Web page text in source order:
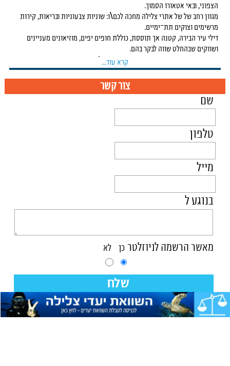
הצפוני, ובאי אטאורו הסמוך.
מגוון רחב של של אתרי צלילה מחכה לכם\ו: שוניות צבעוניות ובריאות, קירות
מרשימים וצוקים תת־ימיים.
דילי עיר הבירה, קטנה אך תוססת, כוללת חופים יפים, מוזיאונים מעניינים
ושווקים שבהחלט שווה לבקר בהם.
האי אטאורו הוא קטן ואותנטי ובו אפשרויות לינה מגוונות, מגסטהאוסים
לריזורטים מפנקים.
נגיע מישראל למזרח טימור דרך דרווין, אוסטרליה. יש צורך בהפקת ויזה
לאוסטרליה.
קרא עוד...
צור קשר
שם
טלפון
מייל
בנוגע ל
מאשר הרשמה לניוזלטר כן לא
שלח